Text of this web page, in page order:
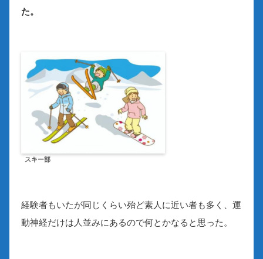
た。
スキー部
経験者もいたが同じくらい殆ど素人に近い者も多く、運
動神経だけは人並みにあるので何とかなると思った。